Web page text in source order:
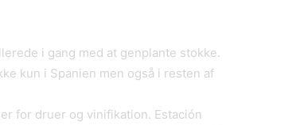
i gang med at genplante stokke.
kun i Spanien men også i resten af
for druer og vinifikation. Estación